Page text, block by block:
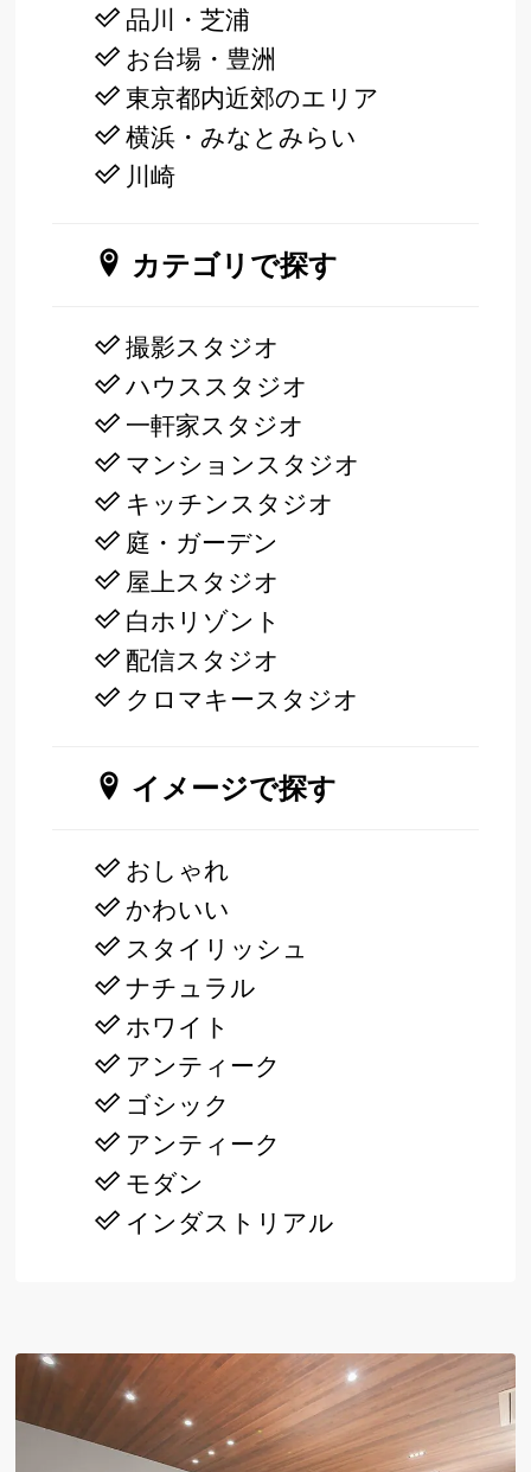
品川・芝浦
お台場・豊洲
東京都内近郊のエリア
横浜・みなとみらい
川崎
カテゴリで探す
撮影スタジオ
ハウススタジオ
一軒家スタジオ
マンションスタジオ
キッチンスタジオ
庭・ガーデン
屋上スタジオ
白ホリゾント
配信スタジオ
クロマキースタジオ
イメージで探す
おしゃれ
かわいい
スタイリッシュ
ナチュラル
ホワイト
アンティーク
ゴシック
アンティーク
モダン
インダストリアル